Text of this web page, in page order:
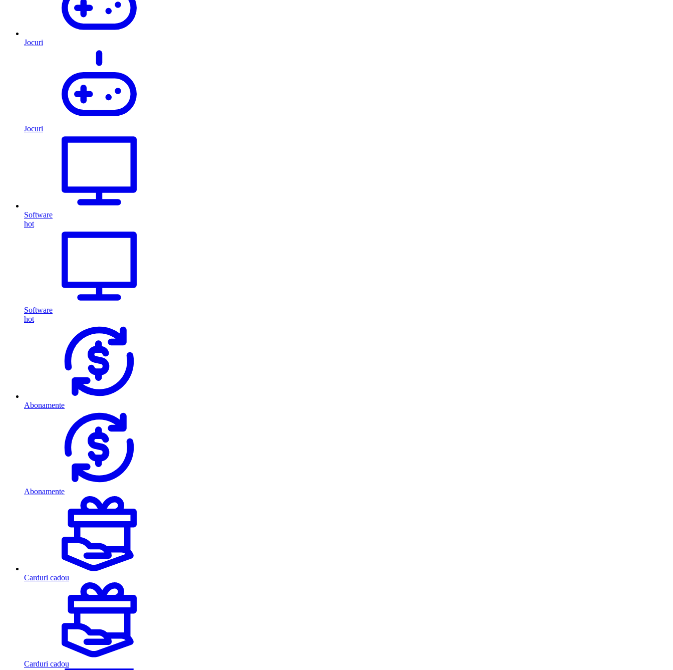
Jocuri
Jocuri
Software
hot
Software
hot
Abonamente
Abonamente
Carduri cadou
Carduri cadou